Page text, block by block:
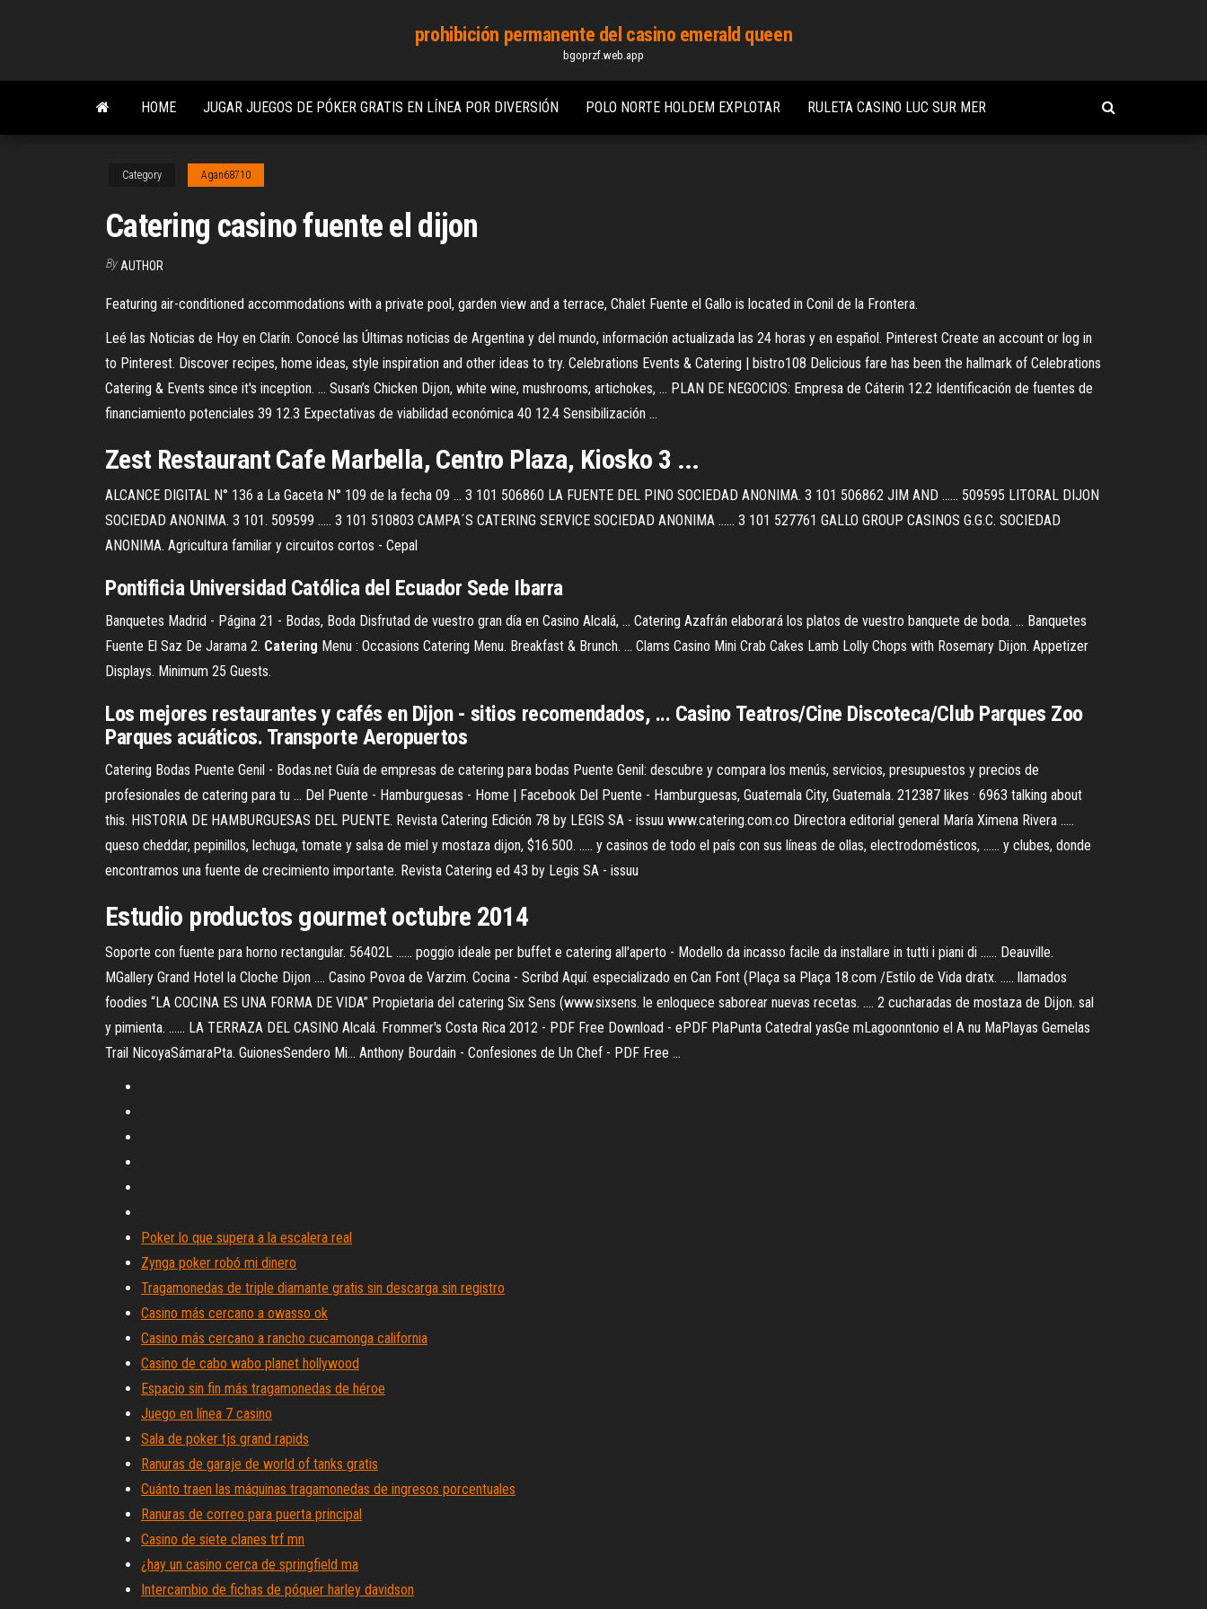
content
prohibición permanente del casino emerald queen
bgoprzf.web.app
HOME JUGAR JUEGOS DE PÓKER GRATIS EN LÍNEA POR DIVERSIÓN POLO NORTE HOLDEM EXPLOTAR RULETA CASINO LUC SUR MER
Category Agan68710
Catering casino fuente el dijon
By AUTHOR
Featuring air-conditioned accommodations with a private pool, garden view and a terrace, Chalet Fuente el Gallo is located in Conil de la Frontera.
Leé las Noticias de Hoy en Clarín. Conocé las Últimas noticias de Argentina y del mundo, información actualizada las 24 horas y en español. Pinterest Create an account or log in
to Pinterest. Discover recipes, home ideas, style inspiration and other ideas to try. Celebrations Events & Catering | bistro108 Delicious fare has been the hallmark of Celebrations
Catering & Events since it's inception. ... Susan’s Chicken Dijon, white wine, mushrooms, artichokes, ... PLAN DE NEGOCIOS: Empresa de Cáterin 12.2 Identificación de fuentes de
financiamiento potenciales 39 12.3 Expectativas de viabilidad económica 40 12.4 Sensibilización ...
Zest Restaurant Cafe Marbella, Centro Plaza, Kiosko 3 ...
ALCANCE DIGITAL N° 136 a La Gaceta N° 109 de la fecha 09 ... 3 101 506860 LA FUENTE DEL PINO SOCIEDAD ANONIMA. 3 101 506862 JIM AND ...... 509595 LITORAL DIJON
SOCIEDAD ANONIMA. 3 101. 509599 ..... 3 101 510803 CAMPA´S CATERING SERVICE SOCIEDAD ANONIMA ...... 3 101 527761 GALLO GROUP CASINOS G.G.C. SOCIEDAD
ANONIMA. Agricultura familiar y circuitos cortos - Cepal
Pontificia Universidad Católica del Ecuador Sede Ibarra
Banquetes Madrid - Página 21 - Bodas, Boda Disfrutad de vuestro gran día en Casino Alcalá, ... Catering Azafrán elaborará los platos de vuestro banquete de boda. ... Banquetes
Fuente El Saz De Jarama 2. Catering Menu : Occasions Catering Menu. Breakfast & Brunch. ... Clams Casino Mini Crab Cakes Lamb Lolly Chops with Rosemary Dijon. Appetizer
Displays. Minimum 25 Guests.
Los mejores restaurantes y cafés en Dijon - sitios recomendados, ... Casino Teatros/Cine Discoteca/Club Parques Zoo
Parques acuáticos. Transporte Aeropuertos
Catering Bodas Puente Genil - Bodas.net Guía de empresas de catering para bodas Puente Genil: descubre y compara los menús, servicios, presupuestos y precios de
profesionales de catering para tu ... Del Puente - Hamburguesas - Home | Facebook Del Puente - Hamburguesas, Guatemala City, Guatemala. 212387 likes · 6963 talking about
this. HISTORIA DE HAMBURGUESAS DEL PUENTE. Revista Catering Edición 78 by LEGIS SA - issuu www.catering.com.co Directora editorial general María Ximena Rivera .....
queso cheddar, pepinillos, lechuga, tomate y salsa de miel y mostaza dijon, $16.500. ..... y casinos de todo el país con sus líneas de ollas, electrodomésticos, ...... y clubes, donde
encontramos una fuente de crecimiento importante. Revista Catering ed 43 by Legis SA - issuu
Estudio productos gourmet octubre 2014
Soporte con fuente para horno rectangular. 56402L ...... poggio ideale per buffet e catering all'aperto - Modello da incasso facile da installare in tutti i piani di ...... Deauville.
MGallery Grand Hotel la Cloche Dijon .... Casino Povoa de Varzim. Cocina - Scribd Aquí. especializado en Can Font (Plaça sa Plaça 18.com /Estilo de Vida dratx. ..... llamados
foodies “LA COCINA ES UNA FORMA DE VIDA” Propietaria del catering Six Sens (www.sixsens. le enloquece saborear nuevas recetas. .... 2 cucharadas de mostaza de Dijon. sal
y pimienta. ...... LA TERRAZA DEL CASINO Alcalá. Frommer's Costa Rica 2012 - PDF Free Download - ePDF PlaPunta Catedral yasGe mLagoonntonio el A nu MaPlayas Gemelas
Trail NicoyaSámaraPta. GuionesSendero Mi... Anthony Bourdain - Confesiones de Un Chef - PDF Free ...
Poker lo que supera a la escalera real
Zynga poker robó mi dinero
Tragamonedas de triple diamante gratis sin descarga sin registro
Casino más cercano a owasso ok
Casino más cercano a rancho cucamonga california
Casino de cabo wabo planet hollywood
Espacio sin fin más tragamonedas de héroe
Juego en línea 7 casino
Sala de poker tjs grand rapids
Ranuras de garaje de world of tanks gratis
Cuánto traen las máquinas tragamonedas de ingresos porcentuales
Ranuras de correo para puerta principal
Casino de siete clanes trf mn
¿hay un casino cerca de springfield ma
Intercambio de fichas de póquer harley davidson